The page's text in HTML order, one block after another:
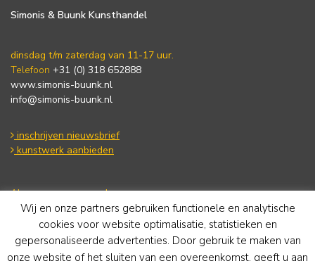
Simonis & Buunk Kunsthandel
dinsdag t/m zaterdag van 11-17 uur.
Telefoon +31 (0) 318 652888
www.simonis-buunk.nl
info@simonis-buunk.nl
inschrijven nieuwsbrief
kunstwerk aanbieden
Algemene voorwaarden
Privacy statement
Cookie Policy
Disclaimer
Wij en onze partners gebruiken functionele en analytische
cookies voor website optimalisatie, statistieken en
gepersonaliseerde advertenties. Door gebruik te maken van
onze website of het sluiten van een overeenkomst, geeft u aan